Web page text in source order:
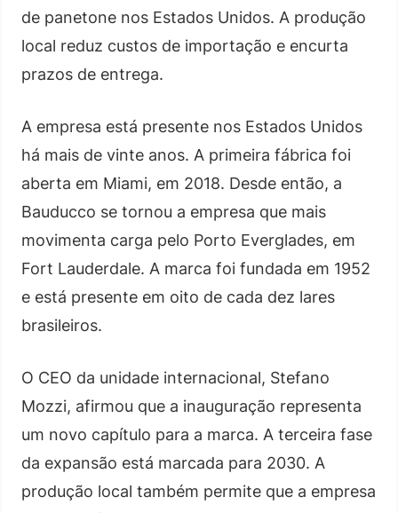
de panetone nos Estados Unidos. A produção
local reduz custos de importação e encurta
prazos de entrega.
A empresa está presente nos Estados Unidos
há mais de vinte anos. A primeira fábrica foi
aberta em Miami, em 2018. Desde então, a
Bauducco se tornou a empresa que mais
movimenta carga pelo Porto Everglades, em
Fort Lauderdale. A marca foi fundada em 1952
e está presente em oito de cada dez lares
brasileiros.
O CEO da unidade internacional, Stefano
Mozzi, afirmou que a inauguração representa
um novo capítulo para a marca. A terceira fase
da expansão está marcada para 2030. A
produção local também permite que a empresa